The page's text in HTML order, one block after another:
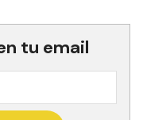
tu email